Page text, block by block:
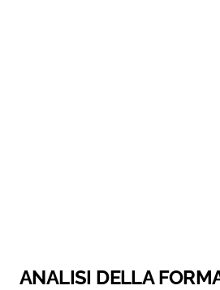
ANALISI DELLA